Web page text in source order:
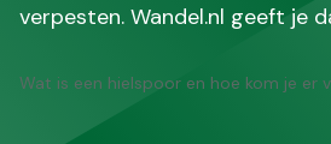
verpesten. Wandel.nl geeft je
Wat is een hielspoor en hoe kom je er